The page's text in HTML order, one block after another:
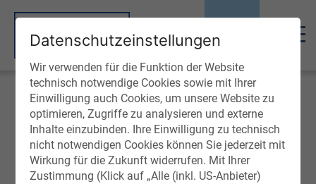
NATURBASIERTE THERAPIEN - FÜR
WASSERFALLSPEZIALISTEN
Datenschutzeinstellungen
Wir verwenden für die Funktion der Website
technisch notwendige Cookies sowie mit Ihrer
Einwilligung auch Cookies, um unsere Website zu
optimieren, Zugriffe zu analysieren und externe
Inhalte einzubinden. Ihre Einwilligung zu technisch
nicht notwendigen Cookies können Sie jederzeit mit
Wirkung für die Zukunft widerrufen. Mit Ihrer
Zustimmung (Klick auf „Alle (inkl. US-Anbieter)